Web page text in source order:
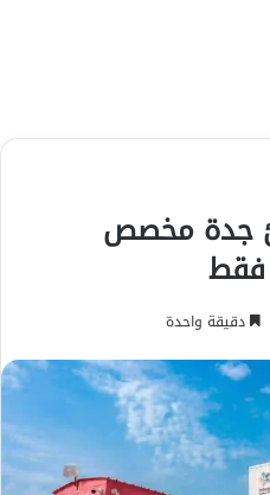
جدة مخصص
دقيقة واحدة